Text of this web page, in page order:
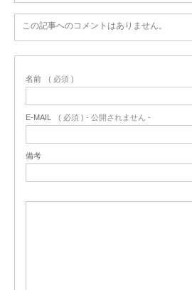
この記事へのコメントはありません。
名前 ( 必須 )
E-MAIL ( 必須 ) - 公開されません -
備考